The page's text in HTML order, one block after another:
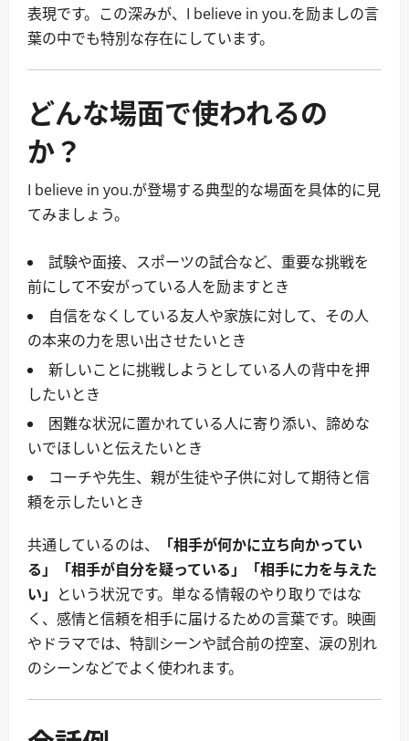
表現です。この深みが、I believe in you.を励ましの言
葉の中でも特別な存在にしています。
どんな場面で使われるの
か？
I believe in you.が登場する典型的な場面を具体的に見
てみましょう。
試験や面接、スポーツの試合など、重要な挑戦を
前にして不安がっている人を励ますとき
自信をなくしている友人や家族に対して、その人
の本来の力を思い出させたいとき
新しいことに挑戦しようとしている人の背中を押
したいとき
困難な状況に置かれている人に寄り添い、諦めな
いでほしいと伝えたいとき
コーチや先生、親が生徒や子供に対して期待と信
頼を示したいとき
共通しているのは、
「相手が何かに立ち向かってい
る」「相手が自分を疑っている」「相手に力を与えた
い」 という状況です。単なる情報のやり取りではな
く、感情と信頼を相手に届けるための言葉です。映画
やドラマでは、特訓シーンや試合前の控室、涙の別れ
のシーンなどでよく使われます。